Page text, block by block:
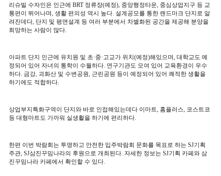
리슈빌 수자인은 인근에 BRT 정류장(예정), 중앙행정타운, 중심상업지구 등 교
통편이 뛰어나며, 생활 편의성 역시 높다. 설계공모를 통한 랜드마크 단지로 알
려진데다, 단지 및 평면설계 등 여러 부분에서 차별화된 공간을 제공해 분양을
희망하는 사람이 많다.
아파트 단지 인근에 유치원 및 초·중·고교가 위치(예정)해있으며, 대학교도 예
정되어 있어 자녀의 통학이 수월하다. 연구기관도 모여 있어 교육환경이 우수
하다. 금강, 괴화산 및 수변공원, 근린공원 등이 예정되어 있어 쾌적한 생활을
하기에도 적합하다.
상업부지특화구역이 단지와 바로 인접해있는데다 이마트, 홈플러스, 코스트코
등 대형마트도 가까워 실생활을 하기에 편리하다.
한편 이번 박람회는 투명하고 안전한 입주박람회 문화를 목표로 하는 SJ기획
주관, SJ삼진꾸밈나라의 후원으로 개최된다. 자세한 정보는 SJ기획 카페와 삼
진꾸밈나라 카페에서 확인할 수 있다.